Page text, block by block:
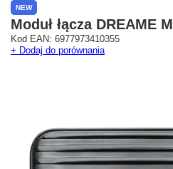
NEW
Moduł łącza DREAME
Kod EAN: 6977973410355
+ Dodaj do porównania
Pokaż na mapie